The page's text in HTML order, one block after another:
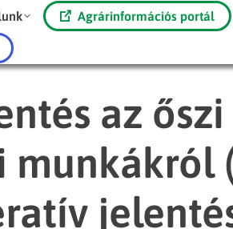
Agrárinformációs portál
az őszi
munkákról